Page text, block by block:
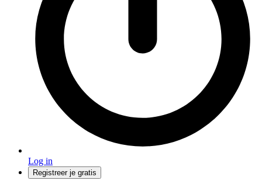
Log in
Registreer je gratis